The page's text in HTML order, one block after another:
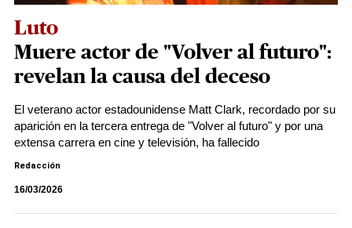
Luto
Muere actor de "Volver al futuro":
revelan la causa del deceso
El veterano actor estadounidense Matt Clark, recordado por su
aparición en la tercera entrega de "Volver al futuro" y por una
extensa carrera en cine y televisión, ha fallecido
Redacción
16/03/2026